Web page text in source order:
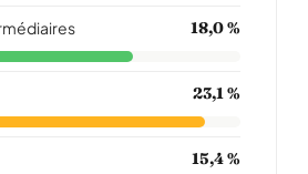
18,0 %
23,1 %
15,4 %